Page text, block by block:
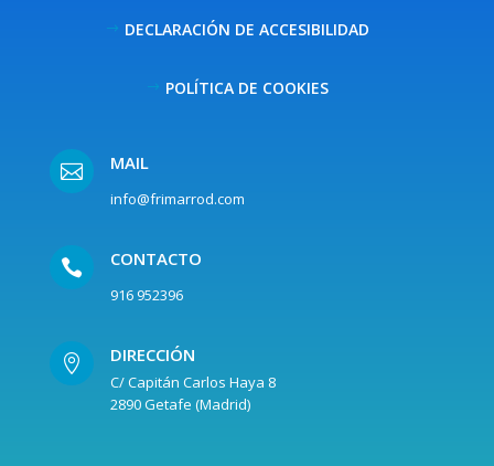
DECLARACIÓN DE ACCESIBILIDAD
POLÍTICA DE COOKIES
 MAIL
info@frimarrod.com
 CONTACTO
916 952396
 DIRECCIÓN
C/ Capitán Carlos Haya 8
2890 Getafe (Madrid)